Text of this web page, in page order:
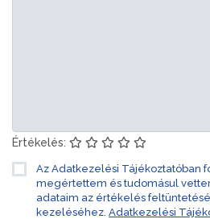
Értékelés:
Az Adatkezelési Tájékoztatóban
megértettem és tudomásul
adataim az értékelés
kezeléséhez. Adatkezelési